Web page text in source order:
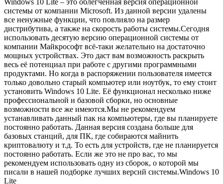
системы от компании Microsoft. Из данной версии удалены
все ненужные функции, что повлияло на размер
дистрибутива, а также на скорость работы системы.Сегодня
использовать десятую версию операционной системы от
компании Майкрософт всё-таки желательно на достаточно
мощных устройствах. Это даст вам возможность раскрыть
весь её потенциал при работе с другими программными
продуктами. Но когда в распоряжении пользователя имеется
только довольно старый компьютер или ноутбук, то ему стоит
установить Windows 10 Lite. Её функционал несколько ниже
профессиональной и базовой сборки, но основные
возможности все же имеются.Мы не рекомендуем
устанавливать данный пак на компьютеры, где вы планируете
постоянно работать. Данная версия создана больше для
базовых станций, для ПК, где собираются майнить
криптовалюту и т.д. То есть для устройств, где не планируется
постоянно работать. Если же это не про вас, то мы
рекомендуем использовать одну из сборок, о которой мы
писали в нашей подборке лучших версий системы.Windows 10
Lite